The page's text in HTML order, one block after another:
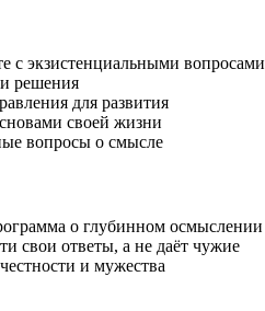
экзистенциальными вопросами
решения
для развития
своей жизни
вопросы о смысле
о глубинном осмыслении
свои ответы, а не даёт чужие
и мужества